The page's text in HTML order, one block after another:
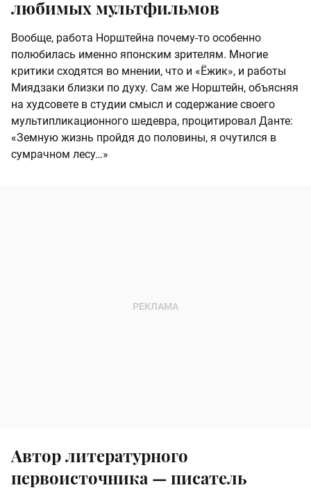
любимых мультфильмов
Вообще, работа Норштейна почему-то особенно
полюбилась именно японским зрителям. Многие
критики сходятся во мнении, что и «Ёжик», и работы
Миядзаки близки по духу. Сам же Норштейн, объясняя
на худсовете в студии смысл и содержание своего
мультипликационного шедевра, процитировал Данте:
«Земную жизнь пройдя до половины, я очутился в
сумрачном лесу…»
Автор литературного
первоисточника — писатель